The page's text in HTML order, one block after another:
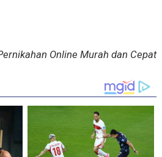
Online Murah dan Cepat